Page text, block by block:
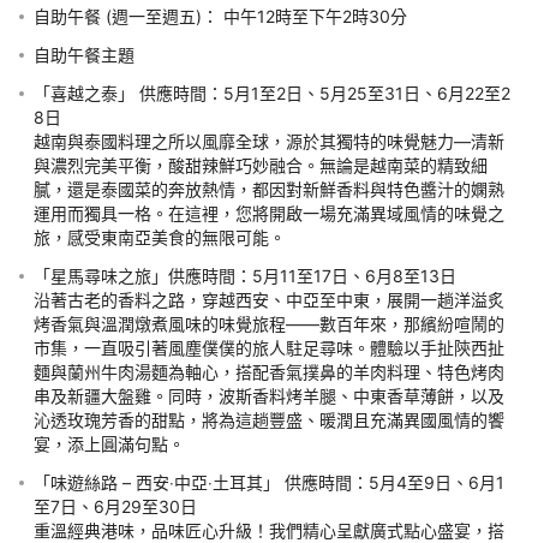
新高度喚醒您的味覺記憶。
「地中海風采之旅」供應時間：5月18至24日、6月15至20日
寫意。先以繽紛的開胃小碟、特色蘸醬及清新沙律展開序幕，繼
而細嘗法式海鮮濃湯、西班牙海鮮飯，以及以墨魚汁烹調、海產
豐盈的意式扁麵。 從香草烤焗肉類、炭烤大蝦，到摩洛哥風味塔
吉鍋與古斯米，各式佳餚巧妙平衡了鮮爽與溫潤口感。最後以經
典甜點作結——包括濃郁誘人的葡式蛋撻，以及令人無法抗拒的
開心果提拉米蘇，為這趟味覺旅程畫上完美句點。
行程介紹
尖沙咀彌敦道118-130號 | Mira Place | 美麗華酒店 Yamm
費用
自助午餐主題
「喜越之泰」 供應時間：5月1至2日、5月25至31日、6月22至2
8日
越南與泰國料理之所以風靡全球，源於其獨特的味覺魅力—清新
與濃烈完美平衡，酸甜辣鮮巧妙融合。無論是越南菜的精致細
膩，還是泰國菜的奔放熱情，都因對新鮮香料與特色醬汁的嫻熟
運用而獨具一格。在這裡，您將開啟一場充滿異域風情的味覺之
旅，感受東南亞美食的無限可能。
「星馬尋味之旅」供應時間：5月11至17日、6月8至13日
沿著古老的香料之路，穿越西安、中亞至中東，展開一趟洋溢炙
烤香氣與溫潤燉煮風味的味覺旅程——數百年來，那繽紛喧鬧的
市集，一直吸引著風塵僕僕的旅人駐足尋味。體驗以手扯陝西扯
麵與蘭州牛肉湯麵為軸心，搭配香氣撲鼻的羊肉料理、特色烤肉
串及新疆大盤雞。同時，波斯香料烤羊腿、中東香草薄餅，以及
沁透玫瑰芳香的甜點，將為這趟豐盛、暖潤且充滿異國風情的饗
宴，添上圓滿句點。
「味遊絲路 – 西安‧中亞‧土耳其」 供應時間：5月4至9日、6月1
至7日、6月29至30日
重溫經典港味，品味匠心升級！我們精心呈獻廣式點心盛宴，搭